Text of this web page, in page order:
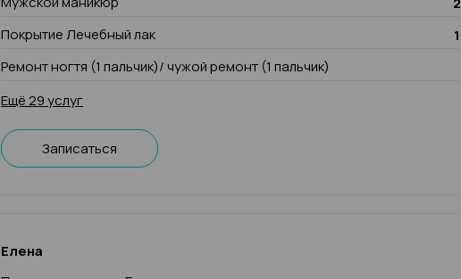
Покрытие Лечебный лак
Ремонт ногтя (1 пальчик)/ чужой ремонт (1 пальчик)
Ещё 29 услуг
Записаться
Елена